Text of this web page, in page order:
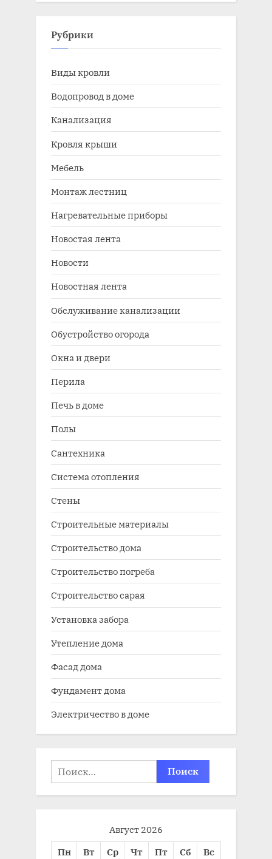
Рубрики
Виды кровли
Водопровод в доме
Канализация
Кровля крыши
Мебель
Монтаж лестниц
Нагревательные приборы
Новостая лента
Новости
Новостная лента
Обслуживание канализации
Обустройство огорода
Окна и двери
Перила
Печь в доме
Полы
Сантехника
Система отопления
Стены
Строительные материалы
Строительство дома
Строительство погреба
Строительство сарая
Установка забора
Утепление дома
Фасад дома
Фундамент дома
Электричество в доме
Найти:
Август 2026
Пн
Вт Ср Чт Пт Сб
Вс